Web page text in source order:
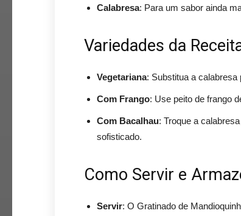
Calabresa: Para um sabor ainda
Variedades da
Vegetariana: Substitua a calabresa
Com Frango: Use peito de frango
Com Bacalhau: Troque a
sofisticado.
Como Servir e
Servir: O Gratinado de